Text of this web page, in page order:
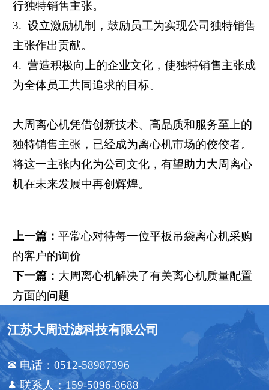
行独特销售主张。
3. 设立激励机制，鼓励员工为实现公司独特销售
主张作出贡献。
4. 营造积极向上的企业文化，使独特销售主张成
为全体员工共同追求的目标。
大周离心机凭借创新技术、高品质和服务至上的
独特销售主张，已经成为离心机市场的佼佼者。
将这一主张内化为公司文化，有望助力大周离心
机在未来发展中再创辉煌。
上一篇： 平常心对待每一位平板吊袋离心机采购
的客户的询价
下一篇： 大周离心机解决了有关离心机质量配置
方面的问题
江苏大周过滤科技有限公司
 电话：0512-58987396
 联系人：159-5096-8688